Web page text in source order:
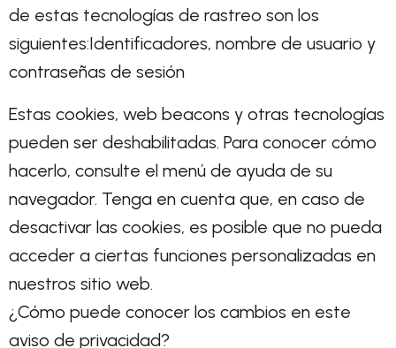
de estas tecnologías de rastreo son los
siguientes:Identificadores, nombre de usuario y
contraseñas de sesión
Estas cookies, web beacons y otras tecnologías
pueden ser deshabilitadas. Para conocer cómo
hacerlo, consulte el menú de ayuda de su
navegador. Tenga en cuenta que, en caso de
desactivar las cookies, es posible que no pueda
acceder a ciertas funciones personalizadas en
nuestros sitio web.
¿Cómo puede conocer los cambios en este
aviso de privacidad?